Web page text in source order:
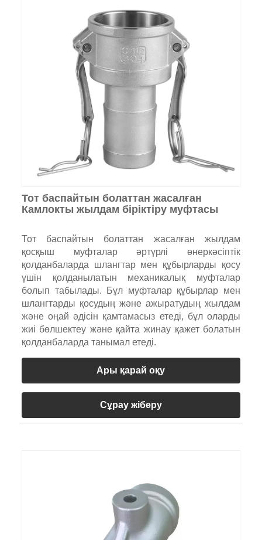
Тот баспайтын болаттан жасалған
Камлокты жылдам біріктіру муфтасы
Тот баспайтын болаттан жасалған жылдам
қосқыш муфталар әртүрлі өнеркәсіптік
қолданбаларда шлангтар мен құбырларды қосу
үшін қолданылатын механикалық муфталар
болып табылады. Бұл муфталар құбырлар мен
шлангтарды қосудың және ажыратудың жылдам
және оңай әдісін қамтамасыз етеді, бұл оларды
жиі бөлшектеу және қайта жинау қажет болатын
қолданбаларда танымал етеді.
Ары қарай оқу
Сұрау жіберу